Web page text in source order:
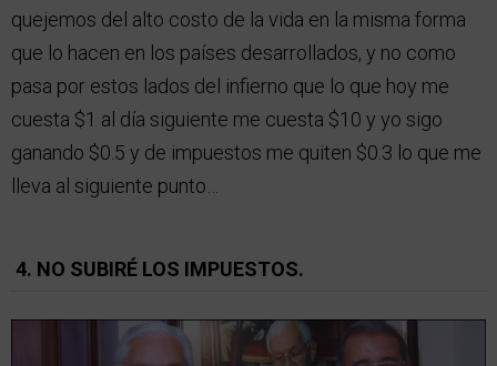
quejemos del alto costo de la vida en la misma forma
que lo hacen en los países desarrollados, y no como
pasa por estos lados del infierno que lo que hoy me
cuesta $1 al día siguiente me cuesta $10 y yo sigo
ganando $0.5 y de impuestos me quiten $0.3 lo que me
lleva al siguiente punto…
4. NO SUBIRÉ LOS IMPUESTOS.